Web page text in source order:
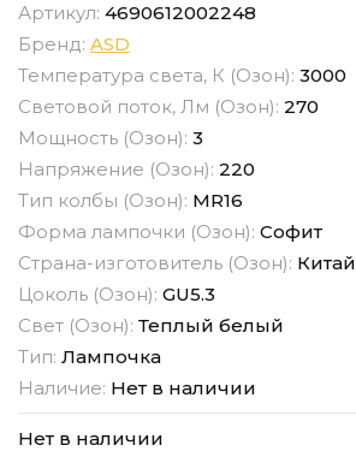
Артикул: 4690612002248
Бренд: ASD
Температура света, К (Озон): 3000
Световой поток, Лм (Озон): 270
Мощность (Озон): 3
Напряжение (Озон): 220
Тип колбы (Озон): MR16
Форма лампочки (Озон): Софит
Страна-изготовитель (Озон): Китай
Цоколь (Озон): GU5.3
Свет (Озон): Теплый белый
Тип: Лампочка
Наличие: Нет в наличии
Нет в наличии